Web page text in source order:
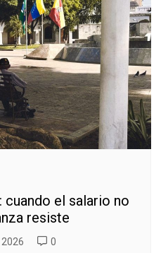
cuando el salario no
resiste
0